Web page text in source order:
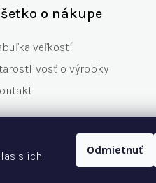
s ich
Odmietnuť
o nákupe
veľkostí
o výrobky